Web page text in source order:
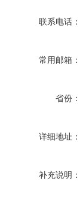
联系电话：
常用邮箱：
省份：
详细地址：
补充说明：